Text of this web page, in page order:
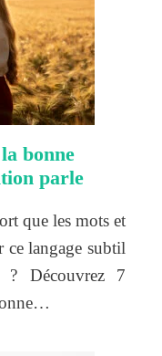
bonne
parle
que les mots et
ce langage subtil
? Découvrez 7